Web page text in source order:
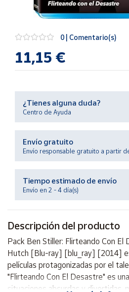
vendedores
novedades
de Correos
Market
Ayuda
Centro
de ayuda
Contacto
Mapa de
vendedores
Hazte
vendedor
Área
vendedor
0 | Comentario(s)
11,15 €
¿Tienes alguna duda?
Centro de Ayuda
Envío gratuito
Envío responsable gratuito a partir
Tiempo estimado de envío
Envío en 2 - 4 día(s)
Descripción del producto
Pack Ben Stiller: Flirteando Con
Hutch [Blu-ray] [blu_ray] [2014]
películas protagonizadas por el
"Flirteando Con El Desastre" es
situaciones absurdas y divertidas,